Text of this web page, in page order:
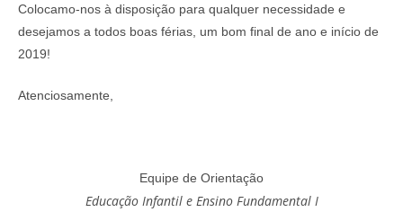
Colocamo-nos à disposição para qualquer necessidade e
desejamos a todos boas férias, um bom final de ano e início de
2019!
Atenciosamente,
Equipe de Orientação
Educação Infantil e Ensino Fundamental I